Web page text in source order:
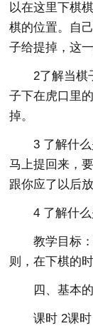
以在这里下棋
棋的位置。自
子给提掉，这
2了解当棋
子下在虎口里
掉。
3 了解什
马上提回来，
跟你应了以后
4 了解什
教学目标
则，在下棋的
四、基本
课时 2课时